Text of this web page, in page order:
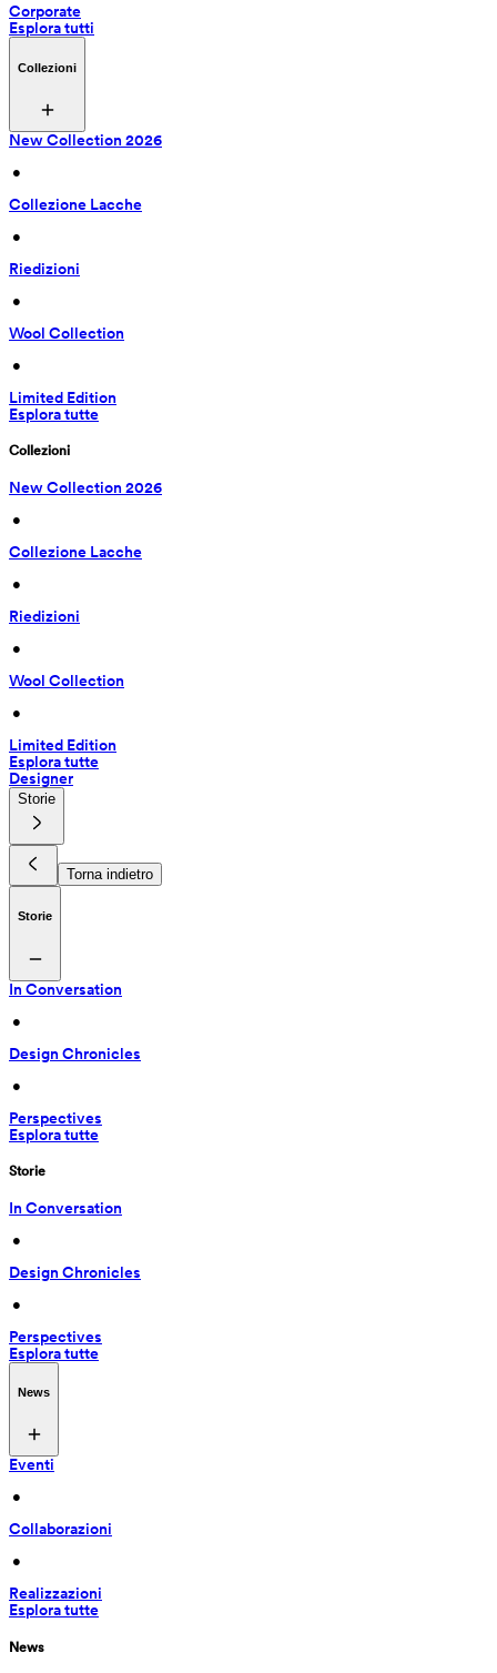
Corporate
Esplora tutti
Collezioni
New Collection 2026
•
Collezione Lacche
•
Riedizioni
•
Wool Collection
•
Limited Edition
Esplora tutte
Collezioni
New Collection 2026
•
Collezione Lacche
•
Riedizioni
•
Wool Collection
•
Limited Edition
Esplora tutte
Designer
Storie
Torna indietro
Storie
In Conversation
•
Design Chronicles
•
Perspectives
Esplora tutte
Storie
In Conversation
•
Design Chronicles
•
Perspectives
Esplora tutte
News
Eventi
•
Collaborazioni
•
Realizzazioni
Esplora tutte
News